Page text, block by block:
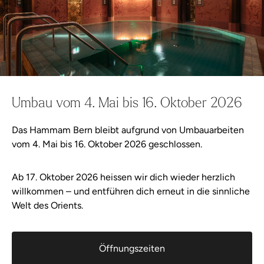
Präferenzen
Statistiken
Marketing
Details zeigen
Alle zulassen
Ablehnen
Umbau vom 4. Mai bis 16. Oktober 2026
Das Hammam Bern bleibt aufgrund von Umbauarbeiten
vom 4. Mai bis 16. Oktober 2026 geschlossen.
Ab 17. Oktober 2026 heissen wir dich wieder herzlich
willkommen – und entführen dich erneut in die sinnliche
Welt des Orients.
Öffnungszeiten
Weiter einkaufen Jetzt zur Kasse
Gutscheine Wellness-Shop
Weiter einkaufen Alles in Warenkorb
Wellness-Shop
Angebot
Events
Über Hammam Bern
Gutscheine Wellness-Shop
Adresse
Abschluss
© 2026 Hammam Bern